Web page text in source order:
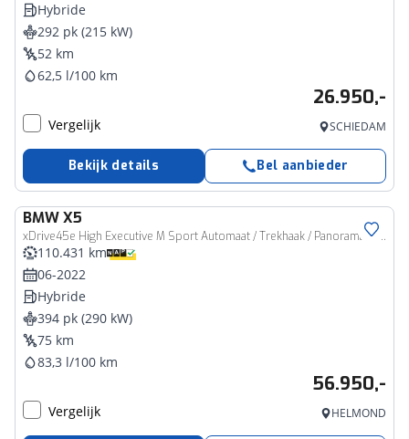
Hybride
292 pk (215 kW)
52 km
62,5 l/100 km
26.950,-
Vergelijk SCHIEDAM
Bekijk details Bel aanbieder
BMWX5
xDrive45e High Executive M Sport Automaat / Trekhaak / Panoramadak / Comfortstoelen / Achteruitrijcamera / Head-Up / Stoelverwarming
110.431 km
06-2022
Hybride
394 pk (290 kW)
75 km
83,3 l/100 km
56.950,-
Vergelijk HELMOND